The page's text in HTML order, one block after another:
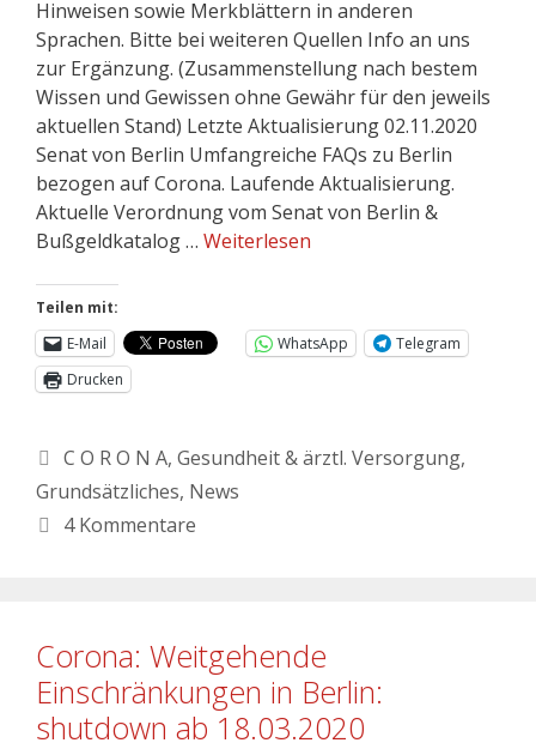
Hinweisen sowie Merkblättern in anderen
Sprachen. Bitte bei weiteren Quellen Info an uns
zur Ergänzung. (Zusammenstellung nach bestem
Wissen und Gewissen ohne Gewähr für den jeweils
aktuellen Stand) Letzte Aktualisierung 02.11.2020
Senat von Berlin Umfangreiche FAQs zu Berlin
bezogen auf Corona. Laufende Aktualisierung.
Aktuelle Verordnung vom Senat von Berlin &
Bußgeldkatalog … Weiterlesen
Teilen mit:
E-Mail
WhatsApp
Telegram
Drucken
C O R O N A, Gesundheit & ärztl. Versorgung,
Grundsätzliches, News
4 Kommentare
Corona: Weitgehende
Einschränkungen in Berlin:
shutdown ab 18.03.2020